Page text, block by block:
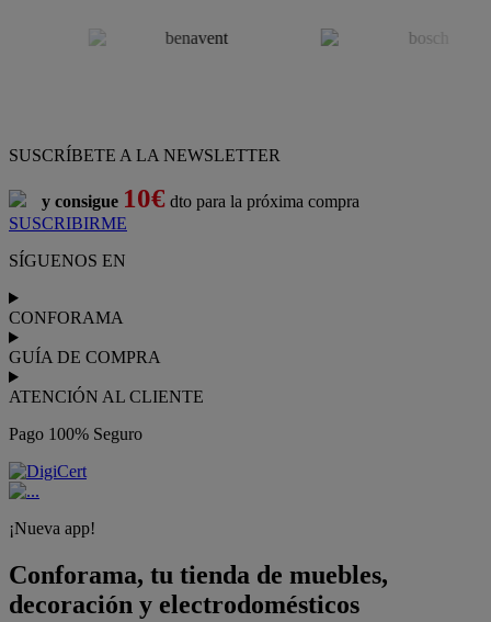
SUSCRÍBETE A LA NEWSLETTER
y consigue 10€ dto para la próxima compra
SUSCRIBIRME
SÍGUENOS EN
CONFORAMA
GUÍA DE COMPRA
ATENCIÓN AL CLIENTE
Pago 100% Seguro
¡Nueva app!
Conforama, tu tienda de muebles,
decoración y electrodomésticos